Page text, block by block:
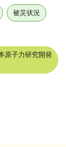
被災状況
原子力研究開発